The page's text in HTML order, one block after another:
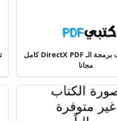
تحميل كتاب برمجة الـ DirectX PDF كامل
مجانا